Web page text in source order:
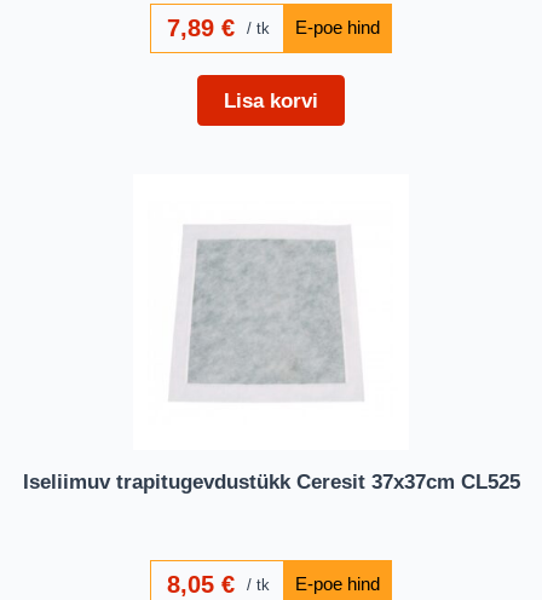
7,89€ tk
Lisa korvi
Iseliimuv trapitugevdustükk Ceresit 37x37cm CL525
8,05€ tk